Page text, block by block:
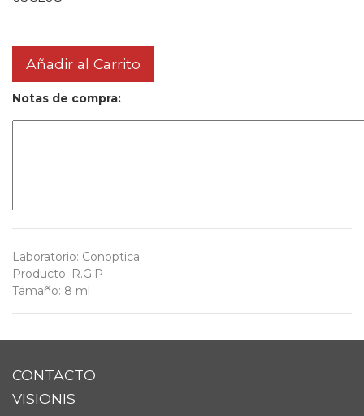
Añadir al Carrito
Notas de compra:
Laboratorio: Conoptica
Producto: R.G.P
Tamaño: 8 ml
CONTACTO
VISIONIS